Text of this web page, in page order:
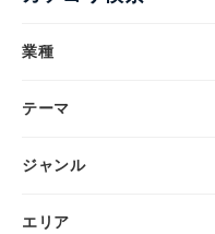
業種
テーマ
ジャンル
エリア